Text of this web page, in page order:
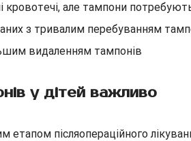
кровотечі, але тампони
з тривалим перебуванням
видаленням тампонів
у дітей важливо
етапом післяопераційного